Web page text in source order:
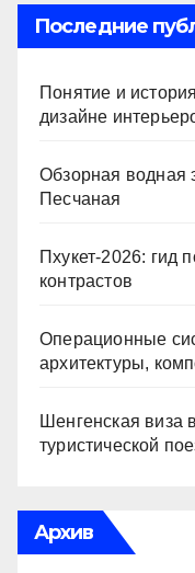
Последние
Понятие и
дизайне
Обзорная водная
Песчаная
Пхукет-2026: гид
контрастов
Операционные
архитектуры,
Шенгенская виза
туристической
Архив